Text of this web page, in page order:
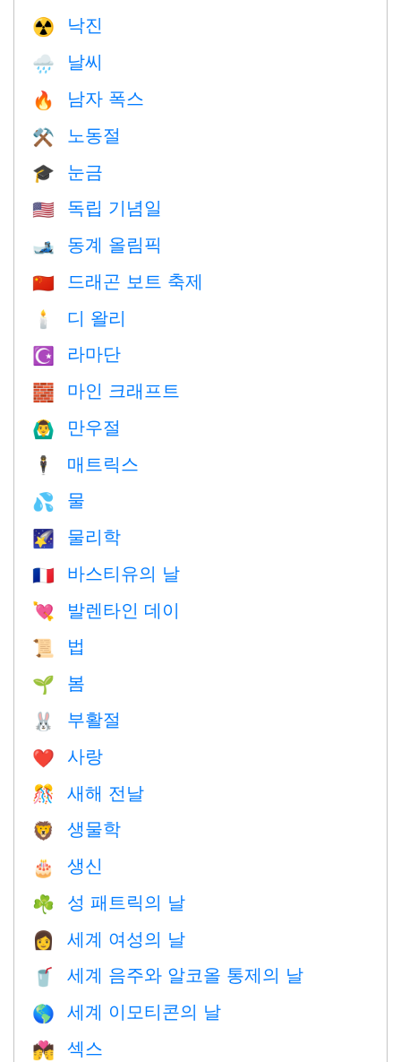
☢️ 낙진
🌧 날씨
🔥 남자 폭스
⚒️ 노동절
🎓 눈금
🇺🇸 독립 기념일
🎿 동계 올림픽
🇨🇳 드래곤 보트 축제
🕯 디 왈리
☪️ 라마단
🧱 마인 크래프트
🙆‍♂️ 만우절
🕴️ 매트릭스
💦 물
🌠 물리학
🇫🇷 바스티유의 날
💘 발렌타인 데이
📜 법
🌱 봄
🐰 부활절
❤️️ 사랑
🎊 새해 전날
🦁 생물학
🎂 생신
☘️ 성 패트릭의 날
👩 세계 여성의 날
🥤 세계 음주와 알코올 통제의 날
🌎 세계 이모티콘의 날
💏 섹스